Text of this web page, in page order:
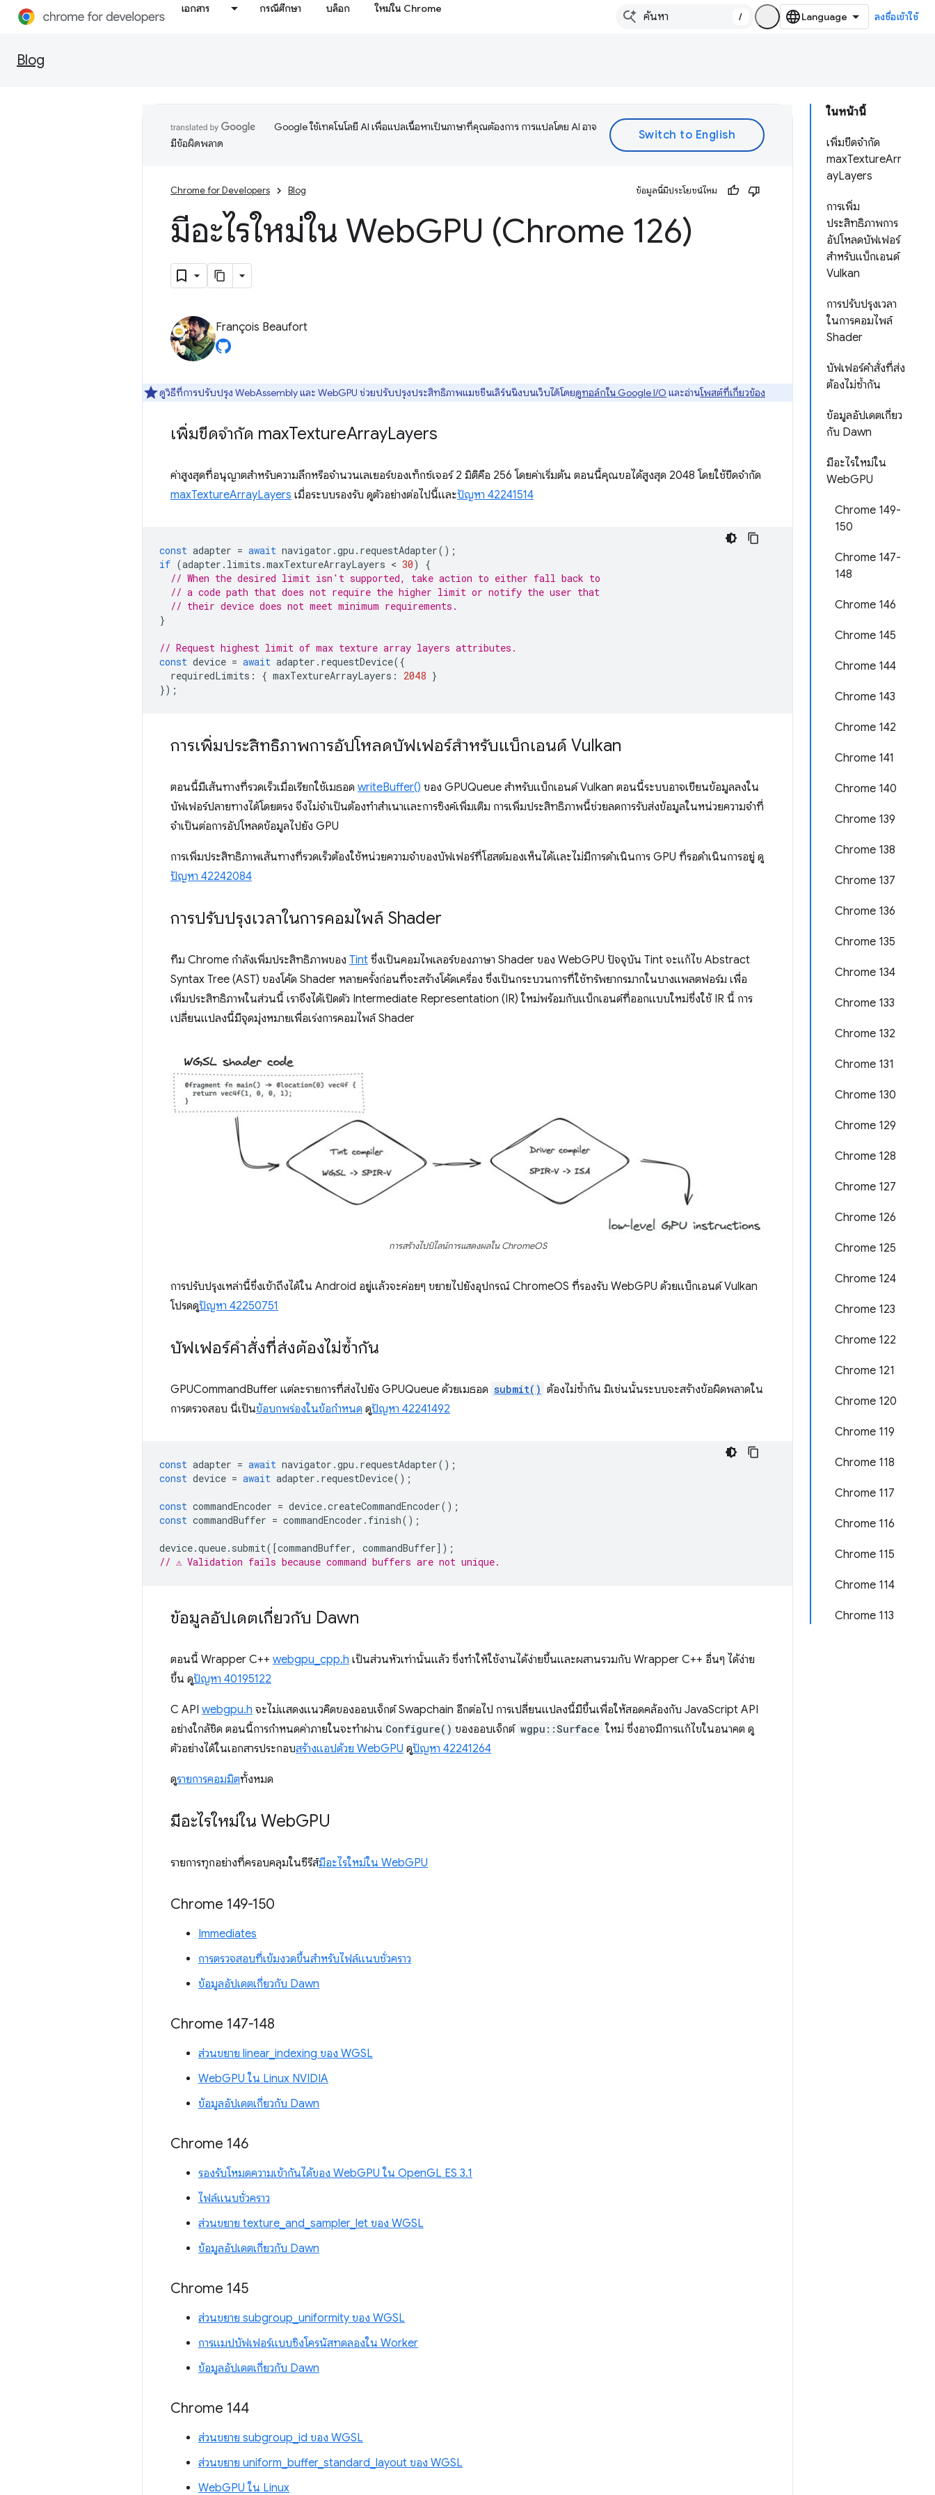
เอกสาร กรณีศึกษา บล็อก ใหม่ใน Chrome
/ ลงชื่อเข้าใช้
Blog
ในหน้านี้
เพิ่มขีดจำกัด
maxTextureArr
ayLayers
การเพิ่ม
ประสิทธิภาพการ
อัปโหลดบัฟเฟอร์
สำหรับแบ็กเอนด์
Vulkan
การปรับปรุงเวลา
ในการคอมไพล์
Shader
บัฟเฟอร์คำสั่งที่ส่ง
ต้องไม่ซ้ำกัน
ข้อมูลอัปเดตเกี่ยว
กับ Dawn
มีอะไรใหม่ใน
WebGPU
Chrome 149-
150
Chrome 147-
148
Chrome 146
Chrome 145
Chrome 144
Chrome 143
Chrome 142
Chrome 141
Chrome 140
Chrome 139
Chrome 138
Chrome 137
Chrome 136
Chrome 135
Chrome 134
Chrome 133
Chrome 132
Chrome 131
Chrome 130
Chrome 129
Chrome 128
Chrome 127
Chrome 126
Chrome 125
Chrome 124
Chrome 123
Chrome 122
Chrome 121
Chrome 120
Chrome 119
Chrome 118
Chrome 117
Chrome 116
Chrome 115
Chrome 114
Chrome 113
Google ใช้เทคโนโลยี AI เพื่อแปลเนื้อหาเป็นภาษาที่คุณต้องการ การแปลโดย AI อาจ
มีข้อผิดพลาด
Chrome for Developers Blog ข้อมูลนี้มีประโยชน์ไหม
มีอะไรใหม่ใน WebGPU (Chrome 126)
François Beaufort
ดูวิธีที่การปรับปรุง WebAssembly และ WebGPU ช่วยปรับปรุงประสิทธิภาพแมชชีนเลิร์นนิงบนเว็บได้โดยดูทอล์กใน Google I/O และอ่านโพสต์ที่เกี่ยวข้อง
เพิ่มขีดจำกัด maxTextureArrayLayers
ค่าสูงสุดที่อนุญาตสำหรับความลึกหรือจำนวนเลเยอร์ของเท็กซ์เจอร์ 2 มิติคือ 256 โดยค่าเริ่มต้น ตอนนี้คุณขอได้สูงสุด 2048 โดยใช้ขีดจํากัด
maxTextureArrayLayers เมื่อระบบรองรับ ดูตัวอย่างต่อไปนี้และปัญหา 42241514
const adapter = await navigator .gpu . requestAdapter();
if (adapter . limits .maxTextureArrayLayers < 30)
{
// When the desired limit isn't supported, take action to either fall back to
// a code path that does not require the higher limit or notify the user that
// their device does not meet minimum requirements.
}
// Request highest limit of max texture array layers attributes.
const device = await adapter . requestDevice({
requiredLimits : { maxTextureArrayLayers : 2048 }
});
การเพิ่มประสิทธิภาพการอัปโหลดบัฟเฟอร์สำหรับแบ็กเอนด์ Vulkan
ตอนนี้มีเส้นทางที่รวดเร็วเมื่อเรียกใช้เมธอด writeBuffer() ของ GPUQueue สำหรับแบ็กเอนด์ Vulkan ตอนนี้ระบบอาจเขียนข้อมูลลงใน
บัฟเฟอร์ปลายทางได้โดยตรง จึงไม่จำเป็นต้องทำสำเนาและการซิงค์เพิ่มเติม การเพิ่มประสิทธิภาพนี้ช่วยลดการรับส่งข้อมูลในหน่วยความจำที่
จำเป็นต่อการอัปโหลดข้อมูลไปยัง GPU
การเพิ่มประสิทธิภาพเส้นทางที่รวดเร็วต้องใช้หน่วยความจำของบัฟเฟอร์ที่โฮสต์มองเห็นได้และไม่มีการดำเนินการ GPU ที่รอดำเนินการอยู่ ดู
ปัญหา 42242084
การปรับปรุงเวลาในการคอมไพล์ Shader
ทีม Chrome กำลังเพิ่มประสิทธิภาพของ Tint ซึ่งเป็นคอมไพเลอร์ของภาษา Shader ของ WebGPU ปัจจุบัน Tint จะแก้ไข Abstract
Syntax Tree (AST) ของโค้ด Shader หลายครั้งก่อนที่จะสร้างโค้ดเครื่อง ซึ่งเป็นกระบวนการที่ใช้ทรัพยากรมากในบางแพลตฟอร์ม เพื่อ
เพิ่มประสิทธิภาพในส่วนนี้ เราจึงได้เปิดตัว Intermediate Representation (IR) ใหม่พร้อมกับแบ็กเอนด์ที่ออกแบบใหม่ซึ่งใช้ IR นี้ การ
เปลี่ยนแปลงนี้มีจุดมุ่งหมายเพื่อเร่งการคอมไพล์ Shader
การสร้างไปป์ไลน์การแสดงผลใน ChromeOS
การปรับปรุงเหล่านี้ซึ่งเข้าถึงได้ใน Android อยู่แล้วจะค่อยๆ ขยายไปยังอุปกรณ์ ChromeOS ที่รองรับ WebGPU ด้วยแบ็กเอนด์ Vulkan
โปรดดูปัญหา 42250751
บัฟเฟอร์คำสั่งที่ส่งต้องไม่ซ้ำกัน
GPUCommandBuffer แต่ละรายการที่ส่งไปยัง GPUQueue ด้วยเมธอด submit() ต้องไม่ซ้ำกัน มิเช่นนั้นระบบจะสร้างข้อผิดพลาดใน
การตรวจสอบ นี่เป็นข้อบกพร่องในข้อกำหนด ดูปัญหา 42241492
const adapter = await navigator .gpu . requestAdapter();
const device = await adapter . requestDevice();
const commandEncoder = device.createCommandEncoder();
const commandBuffer = commandEncoder . finish();
device.queue. submit([commandBuffer, commandBuffer]);
// ⚠️ Validation fails because command buffers are not unique.
ข้อมูลอัปเดตเกี่ยวกับ Dawn
ตอนนี้ Wrapper C++ webgpu_cpp.h เป็นส่วนหัวเท่านั้นแล้ว ซึ่งทำให้ใช้งานได้ง่ายขึ้นและผสานรวมกับ Wrapper C++ อื่นๆ ได้ง่าย
ขึ้น ดูปัญหา 40195122
C API webgpu.h จะไม่แสดงแนวคิดของออบเจ็กต์ Swapchain อีกต่อไป การเปลี่ยนแปลงนี้มีขึ้นเพื่อให้สอดคล้องกับ JavaScript API
อย่างใกล้ชิด ตอนนี้การกำหนดค่าภายในจะทำผ่าน Configure() ของออบเจ็กต์ wgpu::Surface ใหม่ ซึ่งอาจมีการแก้ไขในอนาคต ดู
ตัวอย่างได้ในเอกสารประกอบสร้างแอปด้วย WebGPU ดูปัญหา 42241264
ดูรายการคอมมิตทั้งหมด
มีอะไรใหม่ใน WebGPU
รายการทุกอย่างที่ครอบคลุมในซีรีส์มีอะไรใหม่ใน WebGPU
Chrome 149-150
Immediates
การตรวจสอบที่เข้มงวดขึ้นสำหรับไฟล์แนบชั่วคราว
ข้อมูลอัปเดตเกี่ยวกับ Dawn
Chrome 147-148
ส่วนขยาย linear_indexing ของ WGSL
WebGPU ใน Linux NVIDIA
ข้อมูลอัปเดตเกี่ยวกับ Dawn
Chrome 146
รองรับโหมดความเข้ากันได้ของ WebGPU ใน OpenGL ES 3.1
ไฟล์แนบชั่วคราว
ส่วนขยาย texture_and_sampler_let ของ WGSL
ข้อมูลอัปเดตเกี่ยวกับ Dawn
Chrome 145
ส่วนขยาย subgroup_uniformity ของ WGSL
การแมปบัฟเฟอร์แบบซิงโครนัสทดลองใน Worker
ข้อมูลอัปเดตเกี่ยวกับ Dawn
Chrome 144
ส่วนขยาย subgroup_id ของ WGSL
ส่วนขยาย uniform_buffer_standard_layout ของ WGSL
WebGPU ใน Linux